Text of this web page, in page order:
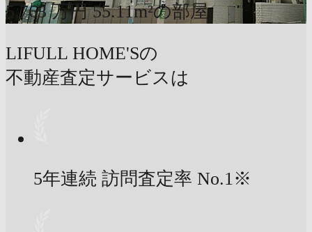
5,763 万円 55.11m²の部屋
LIFULL HOME'Sの
不動産査定サービスは
5年連続 訪問査定率 No.1※